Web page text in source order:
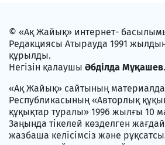
© «Ақ Жайық» интернет-
Редакциясы Атырауда 1991
құрылды.
Негізін қалаушы Әбділда Мұқашев.
«Ақ Жайық» сайтының
Республикасының «Авторлық
құқықтар туралы» 1996 жылғы 10
Заңында тікелей көзделген
жазбаша келісімсіз және